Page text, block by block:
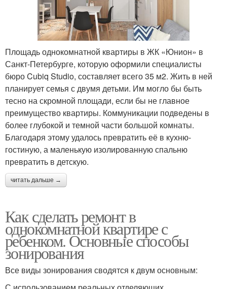
Площадь однокомнатной квартиры в ЖК «Юнион» в
Санкт-Петербурге, которую оформили специалисты
бюро Cubiq Studio, составляет всего 35 м2. Жить в ней
планирует семья с двумя детьми. Им могло бы быть
тесно на скромной площади, если бы не главное
преимущество квартиры. Коммуникации подведены в
более глубокой и темной части большой комнаты.
Благодаря этому удалось превратить её в кухню-
гостиную, а маленькую изолированную спальню
превратить в детскую.
читать дальше →
Как сделать ремонт в
однокомнатной квартире с
ребенком. Основные способы
зонирования
Все виды зонирования сводятся к двум основным: